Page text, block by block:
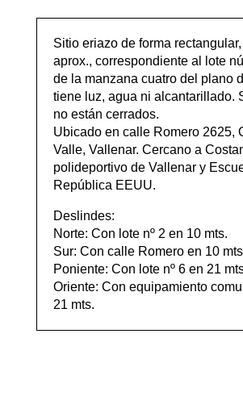
Sitio eriazo de forma
aprox., correspondiente al lote
de la manzana cuatro del plano
tiene luz, agua ni alcantarillado.
no están cerrados.
Ubicado en calle Romero 2625,
Valle, Vallenar. Cercano a
polideportivo de Vallenar y
República EEUU.
Deslindes:
Norte: Con lote nº 2 en 10 mts.
Sur: Con calle Romero en 10
Poniente: Con lote nº 6 en 21
Oriente: Con equipamiento
21 mts.